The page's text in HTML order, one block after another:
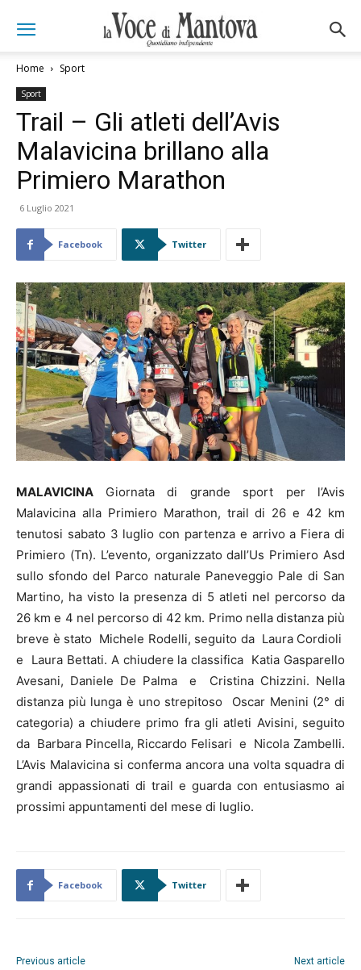
Home Sport
Sport
Trail – Gli atleti dell’Avis
Malavicina brillano alla
Primiero Marathon
6 Luglio 2021
Facebook Twitter
MALAVICINA Giornata di grande sport per l’Avis
Malavicina alla Primiero Marathon, trail di 26 e 42 km
tenutosi sabato 3 luglio con partenza e arrivo a Fiera di
Primiero (Tn). L’evento, organizzato dall’Us Primiero Asd
sullo sfondo del Parco naturale Paneveggio Pale di San
Martino, ha visto la presenza di 5 atleti nel percorso da
26 km e 4 nel percorso di 42 km. Primo nella distanza più
breve è stato Michele Rodelli, seguito da Laura Cordioli
e Laura Bettati. A chiudere la classifica Katia Gasparello
Avesani, Daniele De Palma e Cristina Chizzini. Nella
distanza più lunga è uno strepitoso Oscar Menini (2° di
categoria) a chiudere primo fra gli atleti Avisini, seguito
da Barbara Pincella, Riccardo Felisari e Nicola Zambelli.
L’Avis Malavicina si conferma ancora una volta squadra di
grandi appassionati di trail e guarda con entusiasmo ai
prossimi appuntamenti del mese di luglio.
Facebook Twitter
Previous article Next article